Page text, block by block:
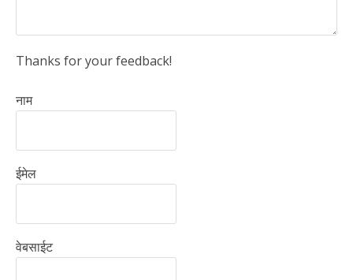
Thanks for your feedback!
नाम
ईमेल
वेबसाईट